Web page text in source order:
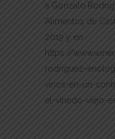
a Gonzalo
Alimentos de
2019 y en
https://
rodriguez-
vinos-en-un-
el-vinedo-viejo-